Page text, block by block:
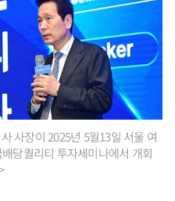
사장이 2025년 5월13일 서울 여
당퀄리티 투자세미나에서 개회